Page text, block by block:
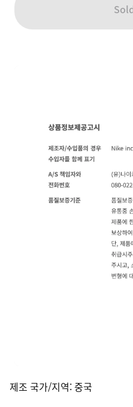
제조 국가/지역: 중국